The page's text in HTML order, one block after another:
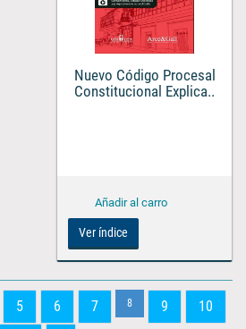
Nuevo Código Procesal
Constitucional Explica..
Ver índice
5 6 7 8 9
10